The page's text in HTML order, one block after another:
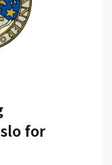
for